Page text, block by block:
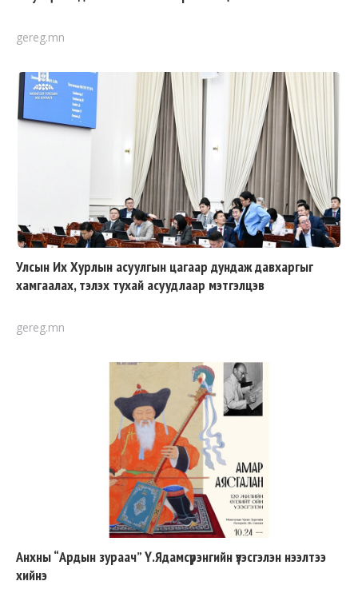
gereg.mn
Улсын Их Хурлын асуулгын цагаар дундаж давхаргыг
хамгаалах, тэлэх тухай асуудлаар мэтгэлцэв
gereg.mn
Анхны “Ардын зураач” Ү.Ядамсүрэнгийн үзэсгэлэн нээлтээ
хийнэ